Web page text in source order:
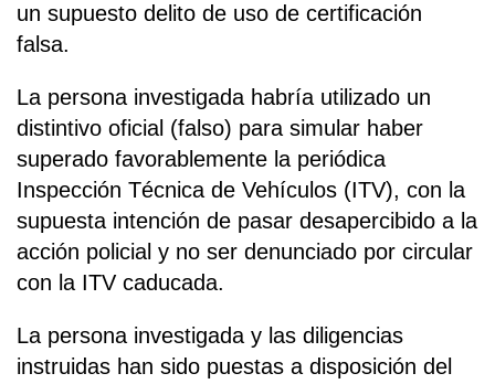
un supuesto delito de uso de certificación
falsa.
La persona investigada habría utilizado un
distintivo oficial (falso) para simular haber
superado favorablemente la periódica
Inspección Técnica de Vehículos (ITV), con la
supuesta intención de pasar desapercibido a la
acción policial y no ser denunciado por circular
con la ITV caducada.
La persona investigada y las diligencias
instruidas han sido puestas a disposición del